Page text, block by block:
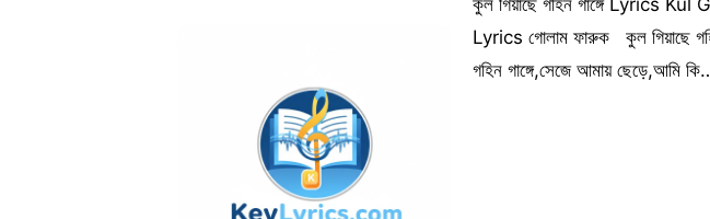
কুল গিয়াছে গহিন গাঙ্গে Lyrics
Lyrics গোলাম ফারুক কুল গিয়াছে
গহিন গাঙ্গে,সেজে আমায় ছেড়ে,আমি